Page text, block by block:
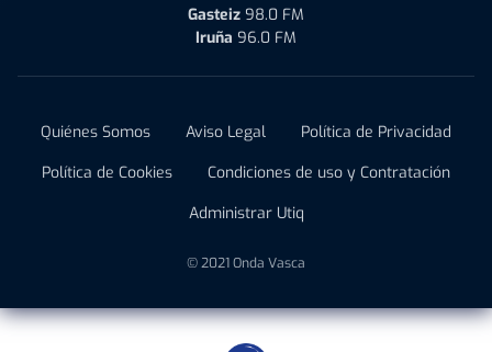
Gasteiz 98.0 FM
Iruña 96.0 FM
Quiénes Somos Aviso Legal
Política de Privacidad
Política de Cookies
Condiciones de uso y Contratación
Administrar Utiq
© 2021 Onda Vasca